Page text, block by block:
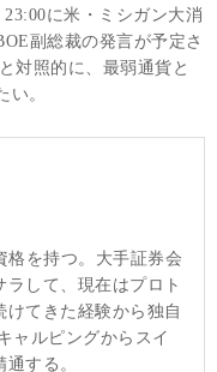
に米・ミシガン大消
副総裁の発言が予定さ
対照的に、最弱通貨と
い。
格を持つ。大手証券会
して、現在はプロト
けてきた経験から独自
ャルピングからスイ
する。